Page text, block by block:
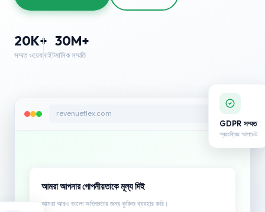
20K+
সম্মত ওয়েবসাইট
30M+
মাসিক সম্মতি
revenueflex.com
আমরা আপনার গোপনীয়তাকে মূল্য দিই
আমরা আরও ভালো অভিজ্ঞতার জন্য কুকিজ ব্যবহার করি।
GDPR সম্মত
স্বয়ংক্রিয় আপডেট